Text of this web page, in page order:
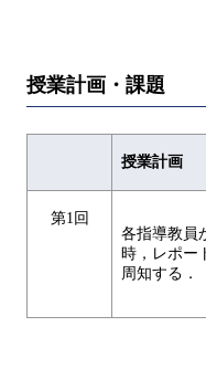
授業計画・課題
授業計画
第1回
各指導教員
時，レポー
周知する．